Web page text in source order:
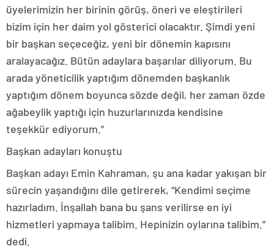
üyelerimizin her birinin görüş, öneri ve eleştirileri
bizim için her daim yol gösterici olacaktır. Şimdi yeni
bir başkan seçeceğiz, yeni bir dönemin kapısını
aralayacağız. Bütün adaylara başarılar diliyorum. Bu
arada yöneticilik yaptığım dönemden başkanlık
yaptığım dönem boyunca sözde değil, her zaman özde
ağabeylik yaptığı için huzurlarınızda kendisine
teşekkür ediyorum.”
Başkan adayları konuştu
Başkan adayı Emin Kahraman, şu ana kadar yakışan bir
sürecin yaşandığını dile getirerek, “Kendimi seçime
hazırladım. İnşallah bana bu şans verilirse en iyi
hizmetleri yapmaya talibim. Hepinizin oylarına talibim.”
dedi.